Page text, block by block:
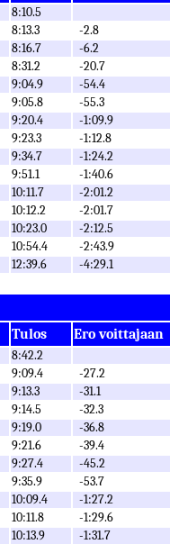
8:10.5
8:13.3
-2.8
8:16.7
-6.2
8:31.2
-20.7
9:04.9
-54.4
9:05.8
-55.3
9:20.4
-1:09.9
9:23.3
-1:12.8
9:34.7
-1:24.2
9:51.1
-1:40.6
10:11.7
-2:01.2
10:12.2
-2:01.7
10:23.0
-2:12.5
10:54.4
-2:43.9
12:39.6 -4:29.1
Tulos Ero voittajaan
8:42.2
9:09.4
-27.2
9:13.3
-31.1
9:14.5
-32.3
9:19.0
-36.8
9:21.6
-39.4
9:27.4
-45.2
9:35.9
-53.7
10:09.4
-1:27.2
10:11.8
-1:29.6
10:13.9
-1:31.7